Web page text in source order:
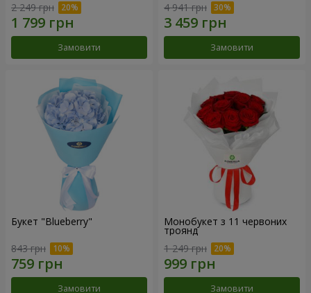
2 249 грн
Замовити
4 941 грн
Замовити
Букет "Blueberry"
843 грн
Замовити
Монобукет з 11 червоних
троянд
1 249 грн
Замовити